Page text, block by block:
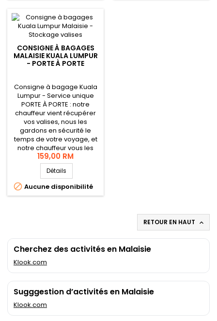
CONSIGNE À BAGAGES
MALAISIE KUALA LUMPUR
- PORTE À PORTE
Consigne à bagage Kuala
Lumpur - Service unique
PORTE À PORTE : notre
chauffeur vient récupérer
vos valises, nous les
gardons en sécurité le
temps de votre voyage, et
notre chauffeur vous les
relivre à votre retour.
Simple et pratique !
159,00 RM
Détails
 Aucune disponibilité
RETOUR EN HAUT 
Cherchez des activités en Malaisie
Klook.com
Sugggestion d’activités en Malaisie
Klook.com